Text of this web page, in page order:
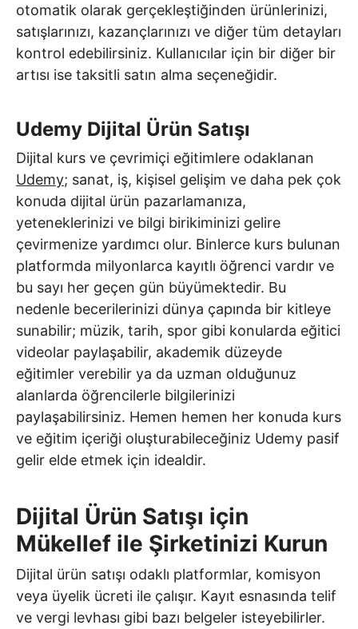
otomatik olarak gerçekleştiğinden ürünlerinizi,
satışlarınızı, kazançlarınızı ve diğer tüm detayları
kontrol edebilirsiniz. Kullanıcılar için bir diğer bir
artısı ise taksitli satın alma seçeneğidir.
Udemy Dijital Ürün Satışı
Dijital kurs ve çevrimiçi eğitimlere odaklanan
Udemy; sanat, iş, kişisel gelişim ve daha pek çok
konuda dijital ürün pazarlamanıza,
yeteneklerinizi ve bilgi birikiminizi gelire
çevirmenize yardımcı olur. Binlerce kurs bulunan
platformda milyonlarca kayıtlı öğrenci vardır ve
bu sayı her geçen gün büyümektedir. Bu
nedenle becerilerinizi dünya çapında bir kitleye
sunabilir; müzik, tarih, spor gibi konularda eğitici
videolar paylaşabilir, akademik düzeyde
eğitimler verebilir ya da uzman olduğunuz
alanlarda öğrencilerle bilgilerinizi
paylaşabilirsiniz. Hemen hemen her konuda kurs
ve eğitim içeriği oluşturabileceğiniz Udemy pasif
gelir elde etmek için idealdir.
Dijital Ürün Satışı için
Mükellef ile Şirketinizi Kurun
Dijital ürün satışı odaklı platformlar, komisyon
veya üyelik ücreti ile çalışır. Kayıt esnasında telif
ve vergi levhası gibi bazı belgeler isteyebilirler.